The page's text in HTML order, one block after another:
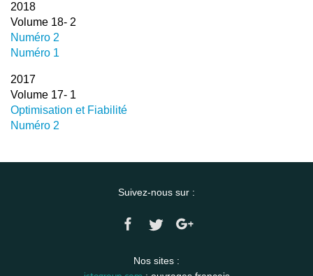
2018
Volume 18- 2
Numéro 2
Numéro 1
2017
Volume 17- 1
Optimisation et Fiabilité
Numéro 2
Suivez-nous sur :
Nos sites :